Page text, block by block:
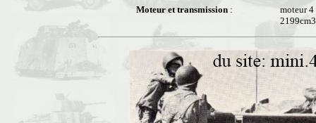
Moteur et transmission :
moteur